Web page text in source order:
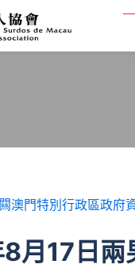
澳門特別行政區政府
月17日兩